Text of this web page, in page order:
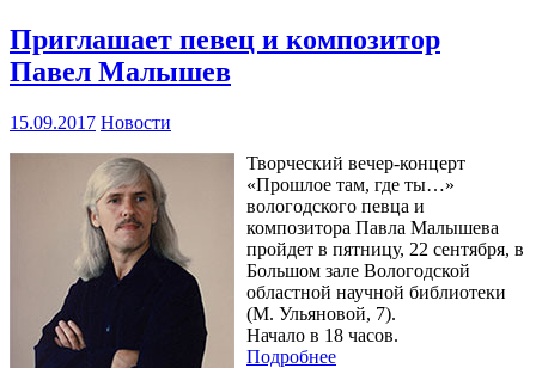
Приглашает певец и композитор
Павел Малышев
15.09.2017 Новости
Творческий вечер-концерт
«Прошлое там, где ты…»
вологодского певца и
композитора Павла Малышева
пройдет в пятницу, 22 сентября, в
Большом зале Вологодской
областной научной библиотеки
(М. Ульяновой, 7).
Начало в 18 часов.
Подробнее